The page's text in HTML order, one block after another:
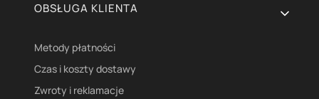
OBSŁUGA KLIENTA
Metody płatności
Czas i koszty dostawy
Zwroty i reklamacje